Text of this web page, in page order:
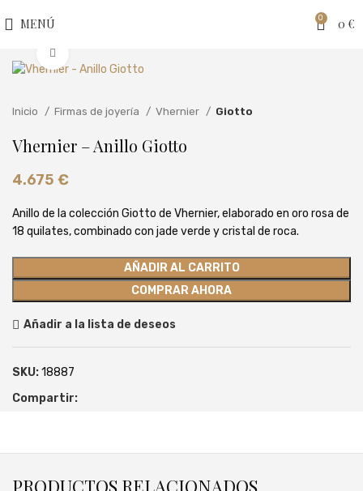
MENÚ 0 0 €
Inicio Firmas de joyería Vhernier Giotto
Vhernier – Anillo Giotto
4.675 €
Anillo de la colección Giotto de Vhernier, elaborado en oro rosa de
18 quilates, combinado con jade verde y cristal de roca.
AÑADIR AL CARRITO
COMPRAR AHORA
Añadir a la lista de deseos
SKU:18887
Compartir: